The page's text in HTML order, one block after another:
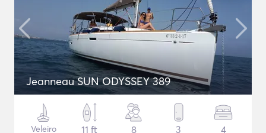
Jeanneau SUN ODYSSEY 389
Veleiro
11 ft
8 3 4